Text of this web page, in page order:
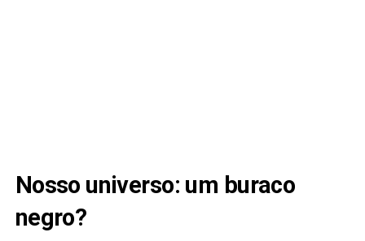
Nosso universo: um buraco
negro?